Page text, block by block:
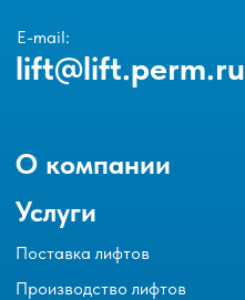
О компании
Услуги
Производство лифтов
Поставка лифтов
E-mail:
lift@lift.perm.ru